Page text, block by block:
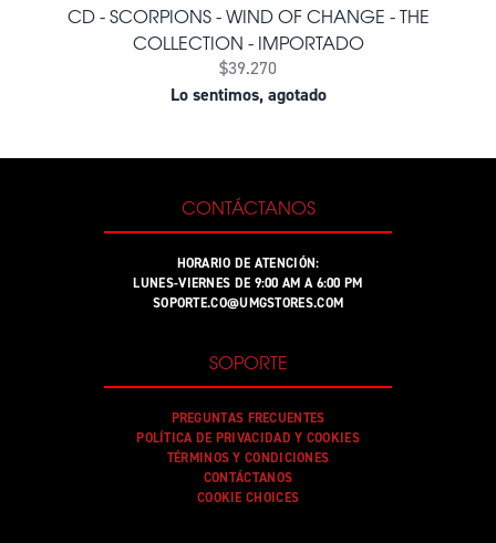
CD - SCORPIONS - WIND OF CHANGE - THE
COLLECTION - IMPORTADO
$39.270
Lo sentimos, agotado
CONTÁCTANOS
HORARIO DE ATENCIÓN:
LUNES-VIERNES DE 9:00 AM A 6:00 PM
SOPORTE.CO@UMGSTORES.COM
SOPORTE
PREGUNTAS FRECUENTES
POLÍTICA DE PRIVACIDAD Y COOKIES
TÉRMINOS Y CONDICIONES
CONTÁCTANOS
COOKIE CHOICES